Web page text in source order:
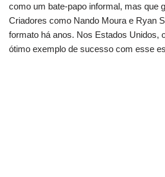
como um bate-papo informal, mas que
Criadores como Nando Moura e Ryan
formato há anos. Nos Estados Unidos,
ótimo exemplo de sucesso com esse